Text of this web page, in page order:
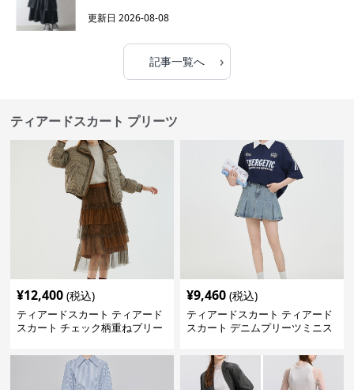
更新日2026-08-08
記事一覧へ ›
ティアードスカート プリーツ
¥12,400 (税込)
ティアードスカート ティアード
スカート チェック柄重ねプリー
¥9,460 (税込)
ティアードスカート ティアード
スカート デニムプリーツミニス